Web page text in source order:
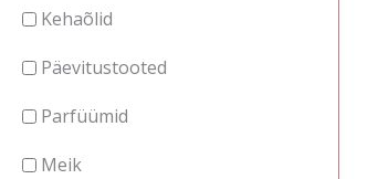
Kehaõlid
Päevitustooted
Parfüümid
Meik